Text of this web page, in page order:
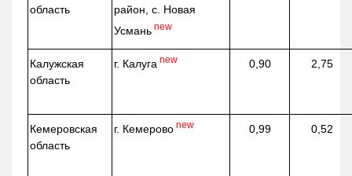
область
район, с. Новая
Усмань new
Калужская
область
г. Калуга new 0,90 2,75
Кемеровская
область
г. Кемерово new 0,99 0,52